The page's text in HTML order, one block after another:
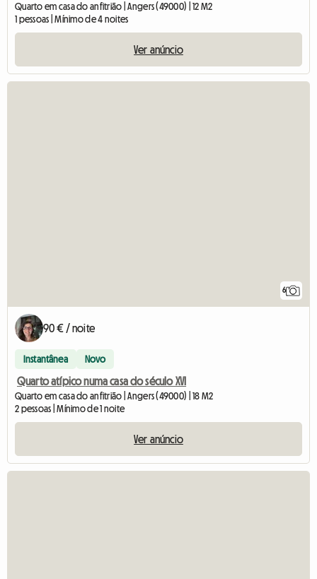
Quarto em casa do anfitrião | Angers (49000) | 12 M2
1 pessoas | Mínimo de 4 noites
Ver anúncio
6
90 € / noite
Instantânea Novo
Quarto atípico numa casa do século XVI
Quarto em casa do anfitrião | Angers (49000) | 18 M2
2 pessoas | Mínimo de 1 noite
Ver anúncio